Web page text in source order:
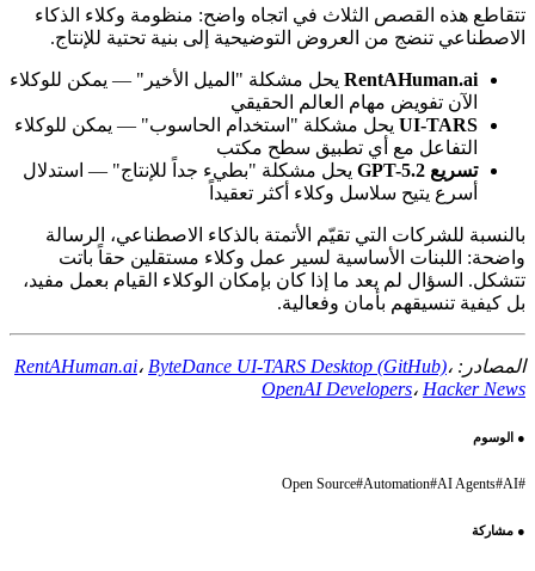
تتقاطع هذه القصص الثلاث في اتجاه واضح: منظومة وكلاء الذكاء
الاصطناعي تنضج من العروض التوضيحية إلى بنية تحتية للإنتاج.
RentAHuman.aiيحل مشكلة "الميل الأخير" — يمكن للوكلاء
الآن تفويض مهام العالم الحقيقي
UI-TARSيحل مشكلة "استخدام الحاسوب" — يمكن للوكلاء
التفاعل مع أي تطبيق سطح مكتب
تسريع GPT-5.2
يحل مشكلة "بطيء جداً للإنتاج" — استدلال
أسرع يتيح سلاسل وكلاء أكثر تعقيداً
بالنسبة للشركات التي تقيّم الأتمتة بالذكاء الاصطناعي، الرسالة
واضحة: اللبنات الأساسية لسير عمل وكلاء مستقلين حقاً باتت
تتشكل. السؤال لم يعد ما إذا كان بإمكان الوكلاء القيام بعمل مفيد،
بل كيفية تنسيقهم بأمان وفعالية.
المصادر: RentAHuman.ai ،ByteDance UI-TARS Desktop (GitHub) ،
OpenAI Developers ،Hacker News
●الوسوم
AI
#
AI Agents
#
Automation
#
Open Source
●مشاركة